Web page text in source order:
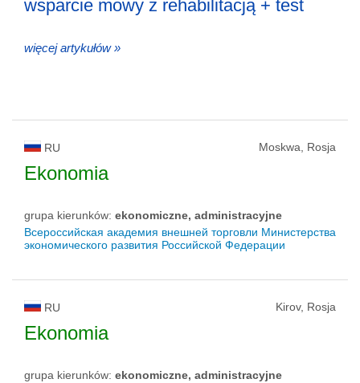
wsparcie mowy z rehabilitacją + test
więcej artykułów »
RU Moskwa, Rosja
Ekonomia
grupa kierunków: ekonomiczne, administracyjne
Всероссийская академия внешней торговли Министерства
экономического развития Российской Федерации
RU Kirov, Rosja
Ekonomia
grupa kierunków: ekonomiczne, administracyjne